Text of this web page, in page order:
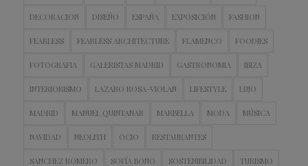
DECORACION DISEÑO ESPAÑA EXPOSICIÓN FASHION
FEARLESS FEARLESS ARCHITECTURE FLAMENCO FOODIES
FOTOGRAFIA GALERISTAS MADRID GASTRONOMIA IBIZA
INTERIORISMO LAZARO ROSA-VIOLAN LIFESTYLE LUJO
MADRID MANUEL QUINTANAR MARBELLA MODA MÚSICA
NAVIDAD NEOLITH OCIO RESTAURANTES
SANCHEZ ROMERO SOFÍA BONO SOSTENIBILIDAD TURISMO